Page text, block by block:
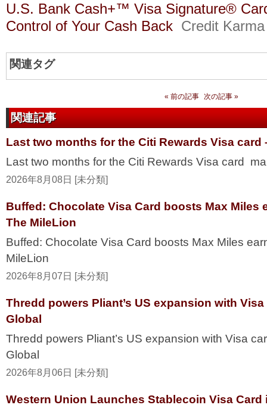
U.S. Bank Cash+™ Visa Signature®
Control of Your Cash Back Credit Karma
関連タグ
« 前の記事 次の記事 »
関連記事
Last two months for the Citi Rewards Visa card
Last two months for the Citi Rewards Visa card
2026年8月08日 [未分類]
Buffed: Chocolate Visa Card boosts Max Miles
The MileLion
Buffed: Chocolate Visa Card boosts Max Miles
MileLion
2026年8月07日 [未分類]
Thredd powers Pliant’s US expansion with
Global
Thredd powers Pliant’s US expansion with Visa
Global
2026年8月06日 [未分類]
Western Union Launches Stablecoin Visa Card